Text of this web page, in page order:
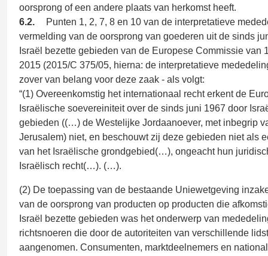
oorsprong of een andere plaats van herkomst heeft.
6.2.
Punten 1, 2, 7, 8 en 10 van de interpretatieve
vermelding van de oorsprong van goederen uit de sinds
Israël bezette gebieden van de Europese Commissie van
2015 (2015/C 375/05, hierna: de interpretatieve
zover van belang voor deze zaak - als volgt:
“(1) Overeenkomstig het internationaal recht erkent de
Israëlische soevereiniteit over de sinds juni 1967 door
gebieden ((…) de Westelijke Jordaanoever, met inbegrip
Jerusalem) niet, en beschouwt zij deze gebieden niet als
van het Israëlische grondgebied(…), ongeacht hun
Israëlisch recht(…). (…).
(2) De toepassing van de bestaande Uniewetgeving
van de oorsprong van producten op producten die
Israël bezette gebieden was het onderwerp van
richtsnoeren die door de autoriteiten van verschillende
aangenomen. Consumenten, marktdeelnemers en